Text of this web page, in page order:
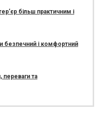
більш практичним і
безпечний і комфортний
переваги та